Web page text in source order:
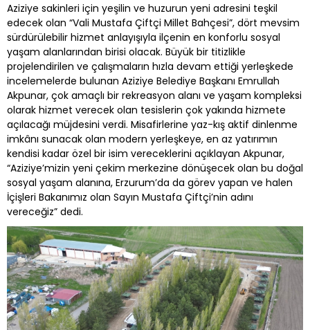
Aziziye sakinleri için yeşilin ve huzurun yeni adresini teşkil
edecek olan “Vali Mustafa Çiftçi Millet Bahçesi”, dört mevsim
sürdürülebilir hizmet anlayışıyla ilçenin en konforlu sosyal
yaşam alanlarından birisi olacak. Büyük bir titizlikle
projelendirilen ve çalışmaların hızla devam ettiği yerleşkede
incelemelerde bulunan Aziziye Belediye Başkanı Emrullah
Akpunar, çok amaçlı bir rekreasyon alanı ve yaşam kompleksi
olarak hizmet verecek olan tesislerin çok yakında hizmete
açılacağı müjdesini verdi. Misafirlerine yaz-kış aktif dinlenme
imkânı sunacak olan modern yerleşkeye, en az yatırımın
kendisi kadar özel bir isim vereceklerini açıklayan Akpunar,
“Aziziye’mizin yeni çekim merkezine dönüşecek olan bu doğal
sosyal yaşam alanına, Erzurum’da da görev yapan ve halen
İçişleri Bakanımız olan Sayın Mustafa Çiftçi’nin adını
vereceğiz” dedi.